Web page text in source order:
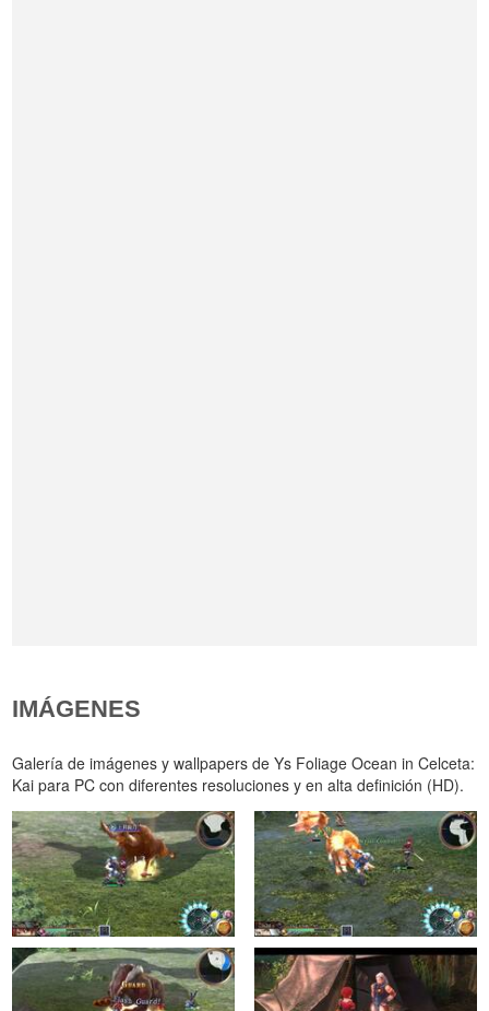
IMÁGENES
Galería de imágenes y wallpapers de Ys Foliage Ocean in Celceta:
Kai para PC con diferentes resoluciones y en alta definición (HD).